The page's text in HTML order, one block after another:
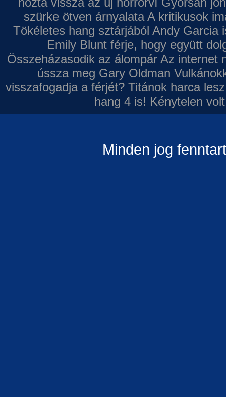
szürke ötven árnyalata A kritikusok
Tökéletes hang sztárjából Andy Garcia
Emily Blunt férje, hogy együtt
Összeházasodik az álompár Az internet
ússza meg Gary Oldman
visszafogadja a férjét? Titánok harca
hang 4 is! Kénytelen
Minden jog